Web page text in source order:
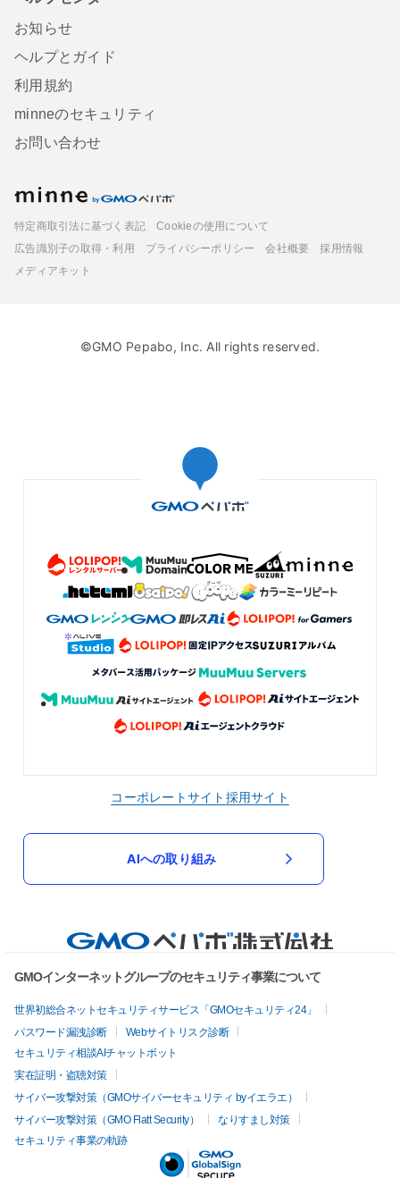
お知らせ
ヘルプとガイド
利用規約
minneのセキュリティ
お問い合わせ
特定商取引法に基づく表記
Cookieの使用について
広告識別子の取得・利用
プライバシーポリシー 会社概要
採用情報
メディアキット
©GMO Pepabo, Inc. All rights reserved.
コーポレートサイト 採用サイト
AIへの取り組み
GMOインターネットグループのセキュリティ事業について
世界初総合ネットセキュリティサービス「GMOセキュリティ24」
パスワード漏洩診断
Webサイトリスク診断
セキュリティ相談AIチャットボット
実在証明・盗聴対策
サイバー攻撃対策（GMOサイバーセキュリティ byイエラエ）
サイバー攻撃対策（GMO Flatt Security）
なりすまし対策
セキュリティ事業の軌跡